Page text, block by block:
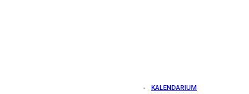
KALENDARIUM